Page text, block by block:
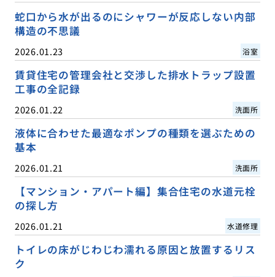
蛇口から水が出るのにシャワーが反応しない内部
構造の不思議
2026.01.23 浴室
賃貸住宅の管理会社と交渉した排水トラップ設置
工事の全記録
2026.01.22 洗面所
液体に合わせた最適なポンプの種類を選ぶための
基本
2026.01.21 洗面所
【マンション・アパート編】集合住宅の水道元栓
の探し方
2026.01.21 水道修理
トイレの床がじわじわ濡れる原因と放置するリス
ク